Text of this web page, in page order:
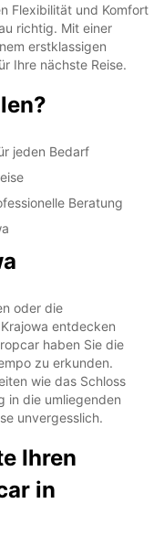
Flexibilität und Komfort
richtig. Mit einer
erstklassigen
Ihre nächste Reise.
jeden Bedarf
Beratung
oder die
entdecken
haben Sie die
zu erkunden.
wie das Schloss
in die umliegenden
unvergesslich.
Ihren
in